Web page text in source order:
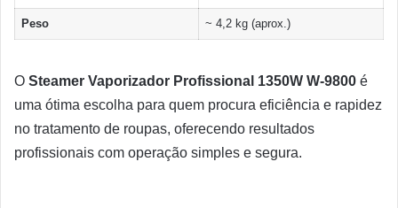
Peso ~ 4,2 kg (aprox.)
O Steamer Vaporizador Profissional 1350W W-9800 é
uma ótima escolha para quem procura eficiência e rapidez
no tratamento de roupas, oferecendo resultados
profissionais com operação simples e segura.